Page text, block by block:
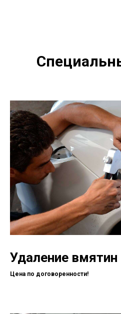
Удаление вмятин
Цена по договоренности!